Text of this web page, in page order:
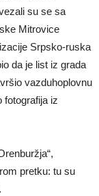
su se sa
Mitrovice
Srpsko-ruska
da je list iz grada
vazduhoplovnu
fotografija iz
pretku: tu su